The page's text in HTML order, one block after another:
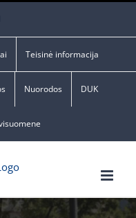
Teisinė informacija
Nuorodos DUK